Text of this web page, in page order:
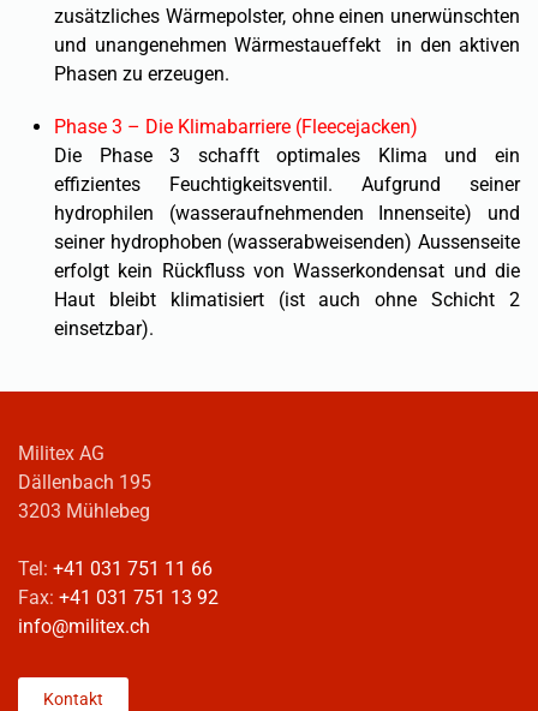
zusätzliches Wärmepolster, ohne einen unerwünschten
und unangenehmen Wärmestaueffekt in den aktiven
Phasen zu erzeugen.
Phase 3 – Die Klimabarriere (Fleecejacken)
Die Phase 3 schafft optimales Klima und ein
effizientes Feuchtigkeitsventil. Aufgrund seiner
hydrophilen (wasseraufnehmenden Innenseite) und
seiner hydrophoben (wasserabweisenden) Aussenseite
erfolgt kein Rückfluss von Wasserkondensat und die
Haut bleibt klimatisiert (ist auch ohne Schicht 2
einsetzbar).
Militex AG
Dällenbach 195
3203 Mühlebeg
Tel: +41 031 751 11 66
Fax: +41 031 751 13 92
info@militex.ch
Kontakt